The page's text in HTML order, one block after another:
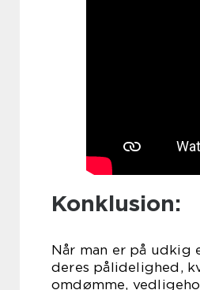
Konklusion:
Når man er på
deres pålidelighed,
omdømme,